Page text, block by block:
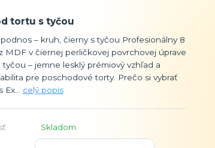
tortu s tyčou
– kruh, čierny s tyčou Profesionálny 8
MDF v čiernej perličkovej povrchovej úprave
– jemne lesklý prémiový vzhľad a
pre poschodové torty. Prečo si vybrať
celý popis
Skladom